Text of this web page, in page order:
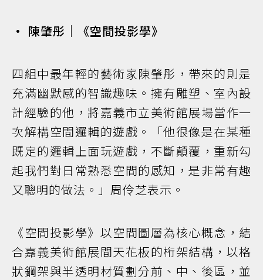
• 陳肇彤｜《空間投影學》
四組中最年輕的藝術家陳肇彤，帶來的則是
充滿幽默感的智識趣味。擁有雕塑、室內設
計經驗的他，將嘉義市立美術館展場當作一
次解構空間邏輯的遊戲。「他很像是在某種
既定的邏輯上面玩遊戲，不斷顛覆，重新勾
起我們對日常熟悉空間的感知，是非常有趣
又聰明的做法。」周伶芝表示。
《空間投影學》以空間圖層為核心概念，結
合嘉義美術館展間天花板的桁架結構，以格
狀鋼架與半透明材質劃分前、中、後區，並